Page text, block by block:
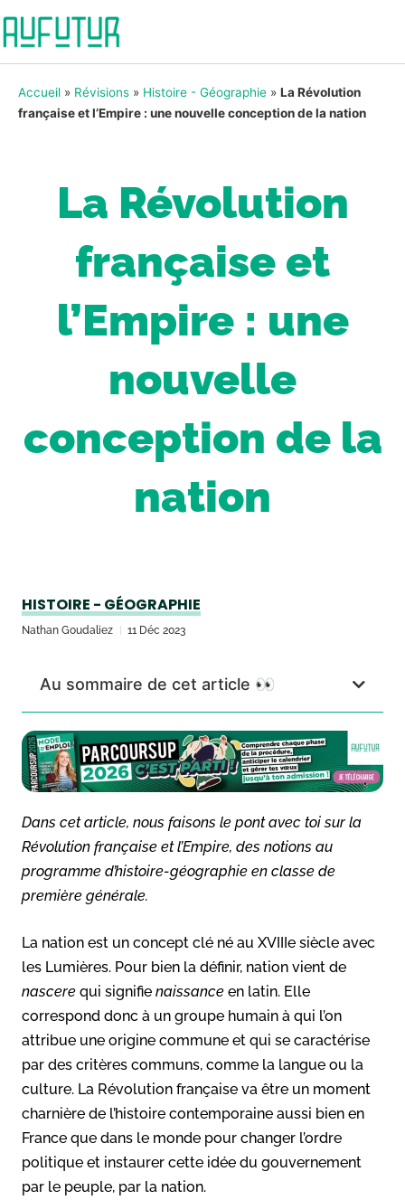
Accueil » Révisions » Histoire - Géographie » La Révolution
française et l’Empire : une nouvelle conception de la nation
La Révolution
française et
l’Empire : une
nouvelle
conception de la
nation
HISTOIRE - GÉOGRAPHIE
Nathan Goudaliez 11 Déc 2023
Au sommaire de cet article 👀
Dans cet article, nous faisons le pont avec toi sur la
Révolution française et l’Empire, des notions au
programme d’histoire-géographie en classe de
première générale.
La nation est un concept clé né au XVIIIe siècle avec
les Lumières. Pour bien la définir, nation vient de
nascere qui signifie naissance en latin. Elle
correspond donc à un groupe humain à qui l’on
attribue une origine commune et qui se caractérise
par des critères communs, comme la langue ou la
culture. La Révolution française va être un moment
charnière de l’histoire contemporaine aussi bien en
France que dans le monde pour changer l’ordre
politique et instaurer cette idée du gouvernement
par le peuple, par la nation.